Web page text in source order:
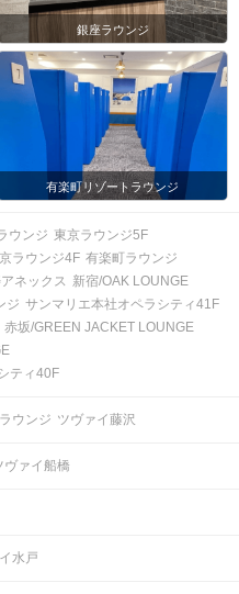
銀座ラウンジ
有楽町リゾートラウンジ
ウンジ 東京ラウンジ5F
ラウンジ4F 有楽町ラウンジ
ネックス 新宿/OAK LOUNGE
ジ サンマリエ本社オペラシティ41F
赤坂/GREEN JACKET LOUNGE
ティ40F
ウンジ ツヴァイ藤沢
ヴァイ船橋
水戸